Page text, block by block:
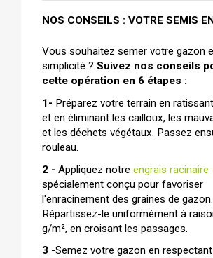
NOS CONSEILS : VOTRE SEMIS
Vous souhaitez semer votre gazon
simplicité ? Suivez nos conseils
cette opération en 6 étapes :
1- Préparez votre terrain en
et en éliminant les cailloux, les
et les déchets végétaux. Passez
rouleau.
2 - Appliquez notre engrais racinaire
spécialement conçu pour favoriser
l'enracinement des graines de gazon.
Répartissez-le uniformément à
g/m², en croisant les passages.
3 -Semez votre gazon en